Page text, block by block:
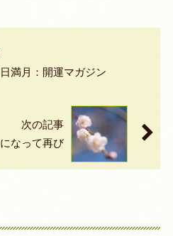
満月：開運マガジン
次の記事
なって再び